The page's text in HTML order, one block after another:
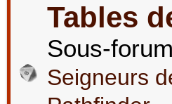
Tables
Sous-
Seigneurs